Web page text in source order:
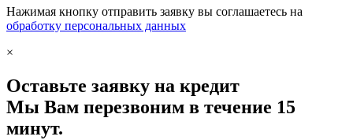
Нажимая кнопку отправить заявку вы соглашаетесь на
обработку персональных данных
×
Оставьте заявку на кредит
Мы Вам перезвоним в течение 15
минут.